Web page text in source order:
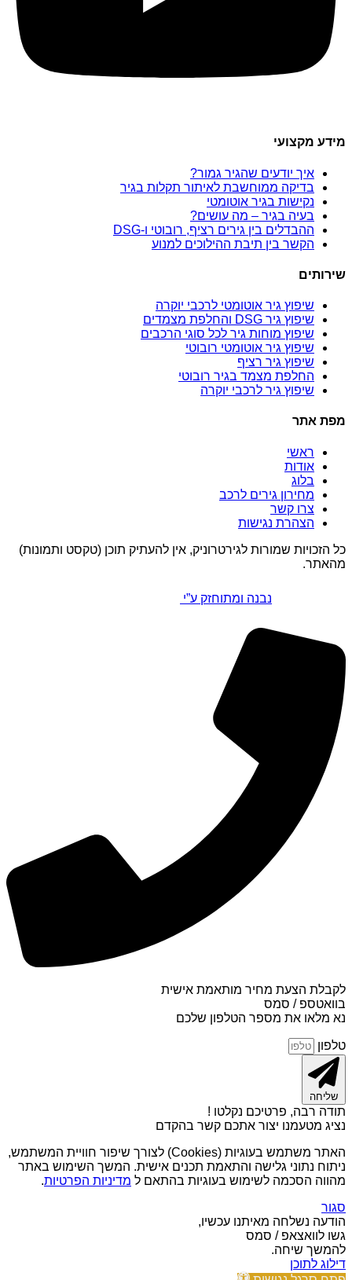
מידע מקצועי
איך יודעים שהגיר גמור?
בדיקה ממוחשבת לאיתור תקלות בגיר
נקישות בגיר אוטומטי
בעיה בגיר – מה עושים?
ההבדלים בין גירים רציף, רובוטי ו-DSG
הקשר בין תיבת ההילוכים למנוע
שירותים
שיפוץ גיר אוטומטי לרכבי יוקרה
שיפוץ גיר DSG והחלפת מצמדים
שיפוץ מוחות גיר לכל סוגי הרכבים
שיפוץ גיר אוטומטי רובוטי
שיפוץ גיר רציף
החלפת מצמד בגיר רובוטי
שיפוץ גיר לרכבי יוקרה
מפת אתר
ראשי
אודות
בלוג
מחירון גירים לרכב
צרו קשר
הצהרת נגישות
כל הזכויות שמורות לגירטרוניק, אין להעתיק תוכן (טקסט ותמונות)
מהאתר.
נבנה ומתוחזק ע”י
לקבלת הצעת מחיר מותאמת אישית
בוואטספ / סמס
נא מלאו את מספר הטלפון שלכם
טלפון
שליחה
תודה רבה, פרטיכם נקלטו !
נציג מטעמנו יצור אתכם קשר בהקדם
האתר משתמש בעוגיות (Cookies) לצורך שיפור חוויית המשתמש,
ניתוח נתוני גלישה והתאמת תכנים אישית. המשך השימוש באתר
מהווה הסכמה לשימוש בעוגיות בהתאם ל מדיניות הפרטיות.
סגור
הודעה נשלחה מאיתנו עכשיו,
גשו לוואצאפ / סמס
להמשך שיחה.
דילוג לתוכן